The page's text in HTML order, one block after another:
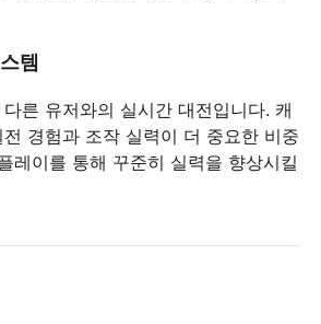
템
른 유저와의 실시간 대전입니다. 캐
경험과 조작 실력이 더 중요한 비중
레이를 통해 꾸준히 실력을 향상시킬